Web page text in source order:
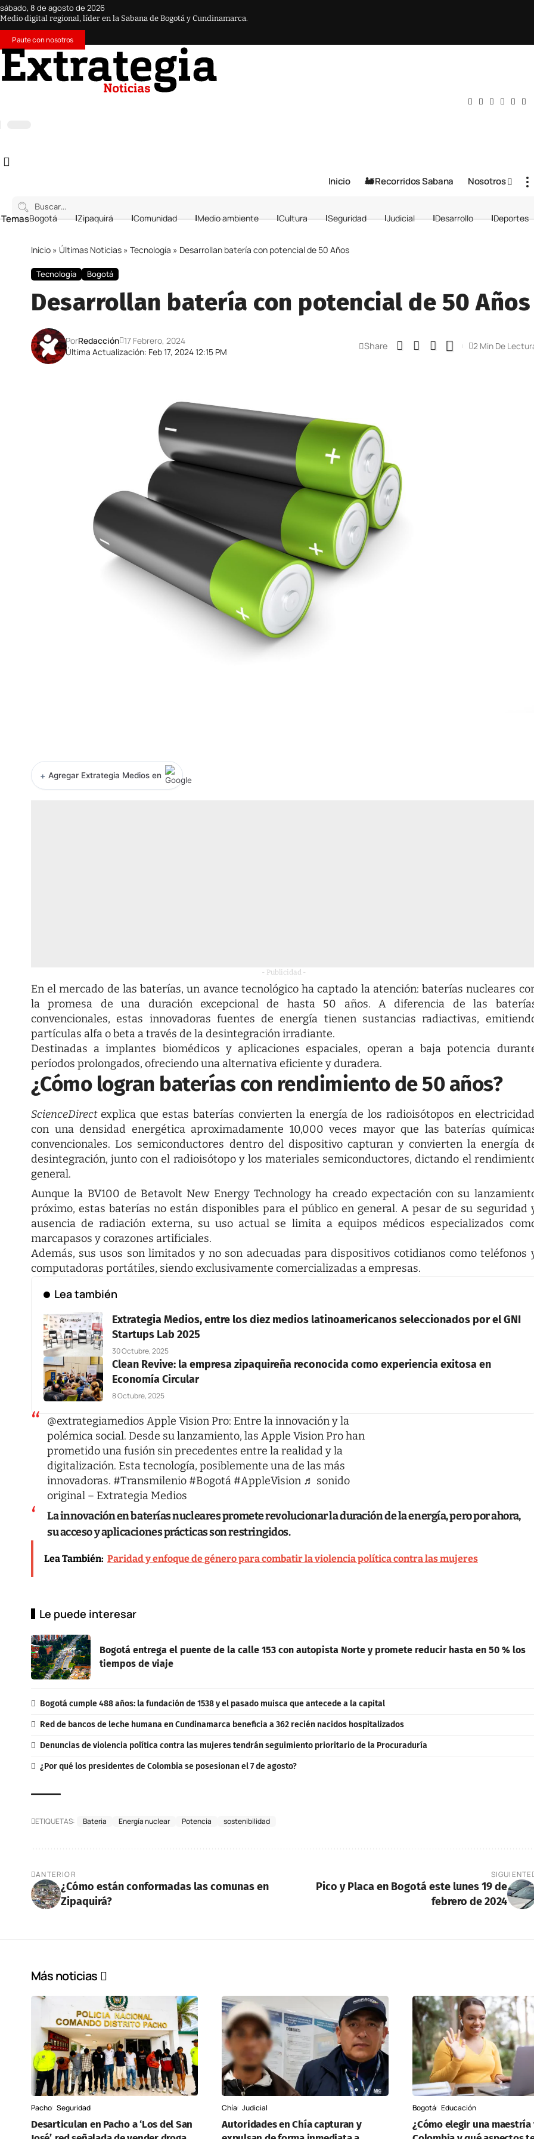
sábado, 8 de agosto de 2026
Medio digital regional, líder en la Sabana de Bogotá y Cundinamarca.
Paute con nosotros
Inicio 🚂 Recorridos Sabana Nosotros
Bogotá Zipaquirá Comunidad Medio ambiente Cultura Seguridad Judicial Desarrollo Deportes
Inicio » Últimas Noticias » Tecnología » Desarrollan batería con potencial de 50 Años
Tecnología Bogotá
Desarrollan batería con potencial de 50 Años
Última Actualización: Feb 17, 2024 12:15 PM
PorRedacción 17 Febrero, 2024 Share 2 Min De
+ Agregar Extrategia Medios en
- Publicidad -
En el mercado de las baterías, un avance tecnológico ha captado la atención: baterías nucleares
la promesa de una duración excepcional de hasta 50 años. A diferencia de las
convencionales, estas innovadoras fuentes de energía tienen sustancias radiactivas,
partículas alfa o beta a través de la desintegración irradiante.
Destinadas a implantes biomédicos y aplicaciones espaciales, operan a baja potencia
períodos prolongados, ofreciendo una alternativa eficiente y duradera.
¿Cómo logran baterías con rendimiento de 50 años?
ScienceDirect explica que estas baterías convierten la energía de los radioisótopos en
con una densidad energética aproximadamente 10,000 veces mayor que las baterías
convencionales. Los semiconductores dentro del dispositivo capturan y convierten la energía
desintegración, junto con el radioisótopo y los materiales semiconductores, dictando el
general.
Aunque la BV100 de Betavolt New Energy Technology ha creado expectación con su
próximo, estas baterías no están disponibles para el público en general. A pesar de su seguridad
ausencia de radiación externa, su uso actual se limita a equipos médicos especializados
marcapasos y corazones artificiales.
Además, sus usos son limitados y no son adecuadas para dispositivos cotidianos como teléfonos
computadoras portátiles, siendo exclusivamente comercializadas a empresas.
Lea también
Extrategia Medios, entre los diez medios latinoamericanos seleccionados por el GNI
Startups Lab 2025
30 Octubre, 2025
Clean Revive: la empresa zipaquireña reconocida como experiencia exitosa en
Economía Circular
8 Octubre, 2025
@extrategiamedios Apple Vision Pro: Entre la innovación y la
polémica social. Desde su lanzamiento, las Apple Vision Pro han
prometido una fusión sin precedentes entre la realidad y la
digitalización. Esta tecnología, posiblemente una de las más
innovadoras. #Transmilenio #Bogotá #AppleVision ♬ sonido
original – Extrategia Medios
La innovación en baterías nucleares promete revolucionar la duración de la energía, pero por ahora,
su acceso y aplicaciones prácticas son restringidos.
Lea También: Paridad y enfoque de género para combatir la violencia política contra las mujeres
Le puede interesar
Bogotá entrega el puente de la calle 153 con autopista Norte y promete reducir hasta en 50 % los
tiempos de viaje
Bogotá cumple 488 años: la fundación de 1538 y el pasado muisca que antecede a la capital
Red de bancos de leche humana en Cundinamarca beneficia a 362 recién nacidos hospitalizados
Denuncias de violencia política contra las mujeres tendrán seguimiento prioritario de la Procuraduría
¿Por qué los presidentes de Colombia se posesionan el 7 de agosto?
ETIQUETAS: Bateria Energía nuclear Potencia sostenibilidad
ANTERIOR
¿Cómo están conformadas las comunas en
Zipaquirá?
SIGUIENTE
Pico y Placa en Bogotá este lunes 19 de
febrero de 2024
Más noticias
Pacho Seguridad
Desarticulan en Pacho a ‘Los del San
Chía Judicial
Autoridades en Chía capturan y
Bogotá Educación
¿Cómo elegir una